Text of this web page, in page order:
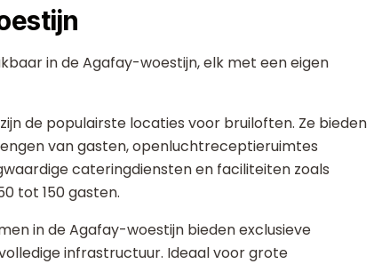
in de Agafay-woestijn, elk met een eigen
zijn de populairste locaties voor bruiloften. Ze bieden
van gasten, openluchtreceptieruimtes
cateringdiensten en faciliteiten zoals
tot 150 gasten.
in de Agafay-woestijn bieden exclusieve
infrastructuur. Ideaal voor grote